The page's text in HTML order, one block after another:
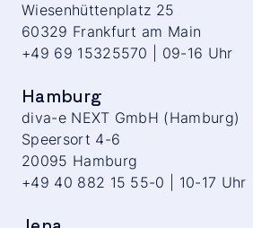
Wiesenhüttenplatz 25
60329 Frankfurt am Main
+49 69 15325570 | 09-16 Uhr
Hamburg
diva-e NEXT GmbH (Hamburg)
Speersort 4-6
20095 Hamburg
+49 40 882 15 55-0 | 10-17 Uhr